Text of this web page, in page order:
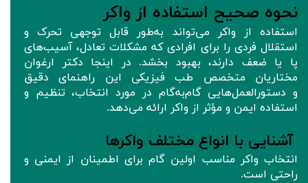
نحوه صحیح استفاده از واکر
استفاده از واکر می‌تواند به‌طور قابل توجهی تحرک و
استقلال فردی را برای افرادی که مشکلات تعادل، آسیب‌های
پا یا ضعف دارند، بهبود بخشد. در اینجا دکتر ارغوان
مختاریان متخصص طب فیزیکی این راهنمای دقیق
و دستورالعمل‌هایی گام‌به‌گام در مورد انتخاب، تنظیم و
استفاده ایمن و مؤثر از واکر ارائه می‌دهد.
آشنایی با انواع مختلف واکرها
انتخاب واکر مناسب اولین گام برای اطمینان از ایمنی و
راحتی است.